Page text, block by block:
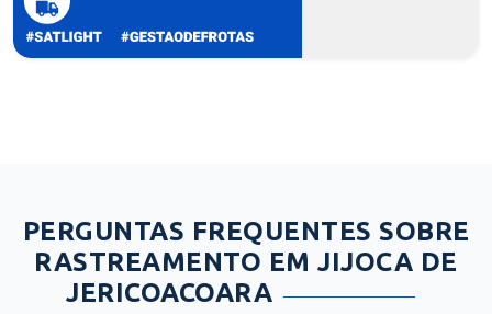
PERGUNTAS FREQUENTES SOBRE
RASTREAMENTO EM JIJOCA DE
JERICOACOARA